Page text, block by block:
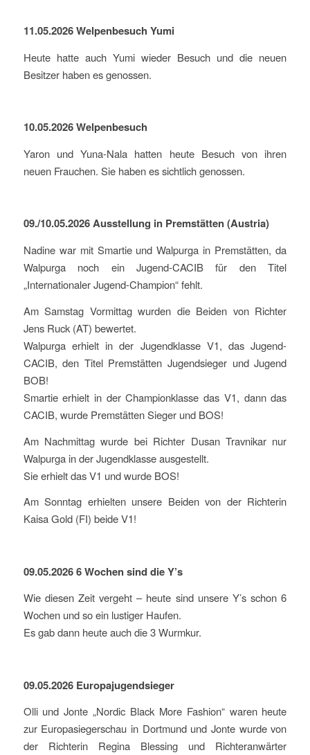
11.05.2026 Welpenbesuch Yumi
Heute hatte auch Yumi wieder Besuch und die neuen
Besitzer haben es genossen.
10.05.2026 Welpenbesuch
Yaron und Yuna-Nala hatten heute Besuch von ihren
neuen Frauchen. Sie haben es sichtlich genossen.
09./10.05.2026 Ausstellung in Premstätten (Austria)
Nadine war mit Smartie und Walpurga in Premstätten, da
Walpurga noch ein Jugend-CACIB für den Titel
„Internationaler Jugend-Champion“ fehlt.
Am Samstag Vormittag wurden die Beiden von Richter
Jens Ruck (AT) bewertet.
Walpurga erhielt in der Jugendklasse V1, das Jugend-
CACIB, den Titel Premstätten Jugendsieger und Jugend
BOB!
Smartie erhielt in der Championklasse das V1, dann das
CACIB, wurde Premstätten Sieger und BOS!
Am Nachmittag wurde bei Richter Dusan Travnikar nur
Walpurga in der Jugendklasse ausgestellt.
Sie erhielt das V1 und wurde BOS!
Am Sonntag erhielten unsere Beiden von der Richterin
Kaisa Gold (FI) beide V1!
09.05.2026 6 Wochen sind die Y’s
Wie diesen Zeit vergeht – heute sind unsere Y’s schon 6
Wochen und so ein lustiger Haufen.
Es gab dann heute auch die 3 Wurmkur.
09.05.2026 Europajugendsieger
Olli und Jonte „Nordic Black More Fashion“ waren heute
zur Europasiegerschau in Dortmund und Jonte wurde von
der Richterin Regina Blessing und Richteranwärter